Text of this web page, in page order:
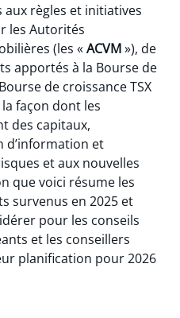
règles et initiatives
les Autorités
(les «ACVM»), de
apportés à la Bourse de
de croissance TSX
façon dont les
des capitaux,
d’information et
et aux nouvelles
que voici résume les
survenus en 2025 et
pour les conseils
et les conseillers
planification pour 2026